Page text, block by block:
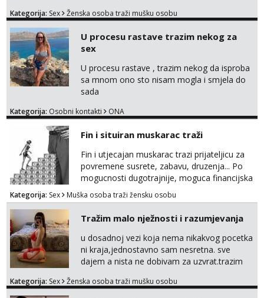
na link ispod i nadji me tamo, cekam te!
Kategorija: Sex Ženska osoba traži mušku osobu
U procesu rastave trazim nekog za
sex
U procesu rastave , trazim nekog da isproba
sa mnom ono sto nisam mogla i smjela do
sada
Kategorija: Osobni kontakti ONA
Fin i situiran muskarac traži
Fin i utjecajan muskarac trazi prijateljicu za
povremene susrete, zabavu, druzenja... Po
mogucnosti dugotrajnije, moguca financijska
potpora!
Kategorija: Sex Muška osoba traži žensku osobu
Tražim malo nježnosti i razumjevanja
u dosadnoj vezi koja nema nikakvog pocetka
ni kraja,jednostavno sam nesretna. sve
dajem a nista ne dobivam za uzvrat.trazim
trazim puno samo malo njeznosti i
Kategorija: Sex Ženska osoba traži mušku osobu